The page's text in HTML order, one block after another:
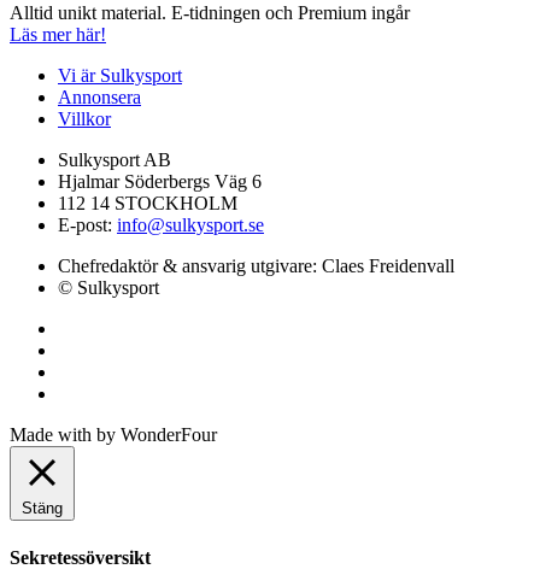
Alltid unikt material. E-tidningen och Premium ingår
Läs mer här!
Vi är Sulkysport
Annonsera
Villkor
Sulkysport AB
Hjalmar Söderbergs Väg 6
112 14 STOCKHOLM
E-post: info@sulkysport.se
Chefredaktör & ansvarig utgivare: Claes Freidenvall
© Sulkysport
Made with by WonderFour
Stäng
Sekretessöversikt